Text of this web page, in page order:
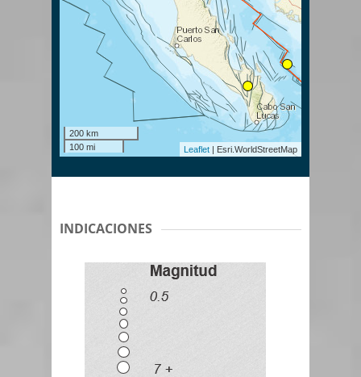
200 km
100 mi
Leaflet | Esri.WorldStreetMap
INDICACIONES